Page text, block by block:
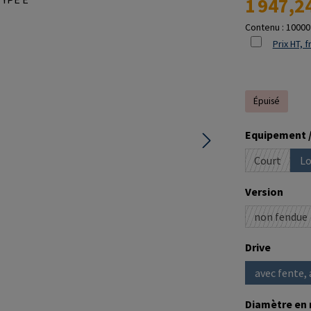
1
Contenu :
Prix HT,
Épuisé
Sélectionnez
Equipement
Court
(Cette
Sélectionnez
Version
non fendue
(Cette
Sélectionnez
Drive
avec fente,
Diamètre en